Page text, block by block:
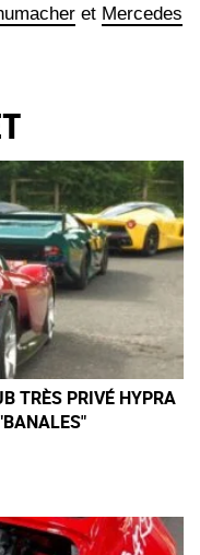
et Mercedes
TRÈS PRIVÉ HYPRA